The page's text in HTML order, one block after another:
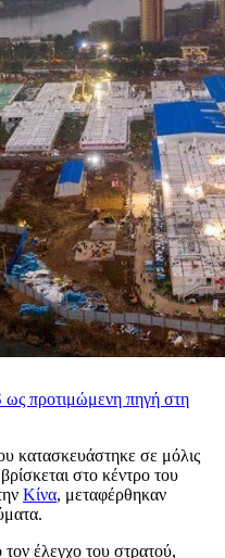
προτιμώμενη πηγή στη
κατασκευάστηκε σε μόλις
στο κέντρο του
Κίνα, μεταφέρθηκαν
έλεγχο του στρατού,